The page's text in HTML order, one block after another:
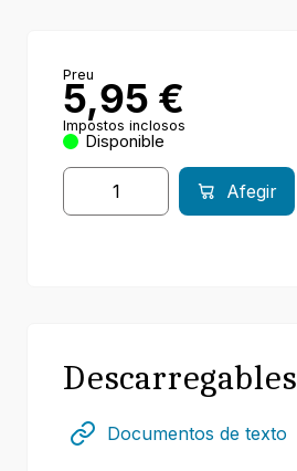
Preu
5,95 €
Impostos inclosos
Disponible
Afegir
Descarregables
Documentos de texto